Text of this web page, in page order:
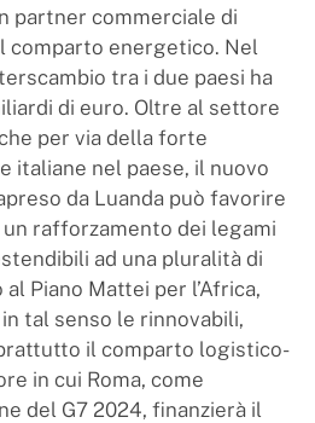
partner commerciale di
comparto energetico. Nel
tra i due paesi ha
di euro. Oltre al settore
per via della forte
italiane nel paese, il nuovo
da Luanda può favorire
rafforzamento dei legami
ad una pluralità di
Piano Mattei per l’Africa,
tal senso le rinnovabili,
il comparto logistico-
in cui Roma, come
del G7 2024, finanzierà il